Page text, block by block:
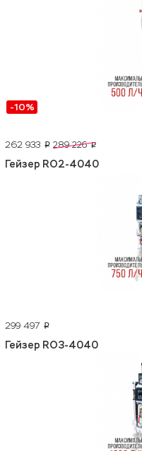
-10%
262 933 p 289 226 p
Гейзер RO2-4040
299 497 p
Гейзер RO3-4040